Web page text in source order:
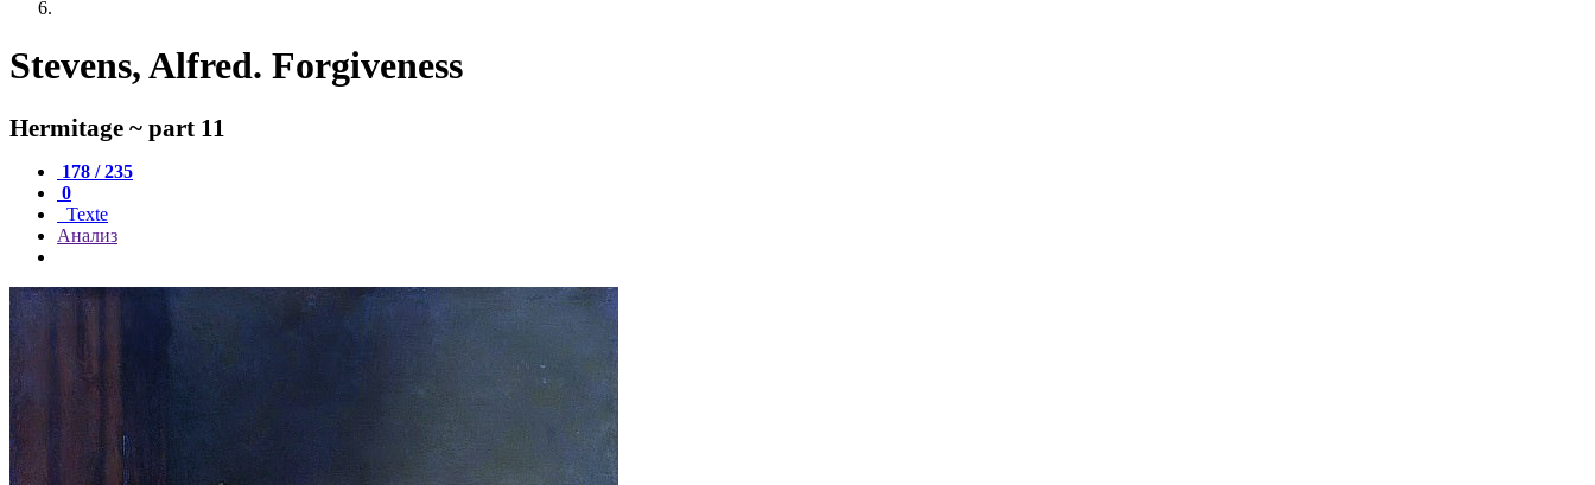
Stevens, Alfred. Forgiveness
Hermitage ~ part 11
178 / 235
0
Texte
Анализ